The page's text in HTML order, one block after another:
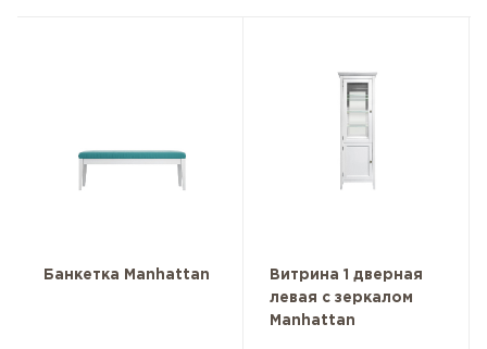
Банкетка Manhattan
Витрина 1 дверная
левая с зеркалом
Manhattan